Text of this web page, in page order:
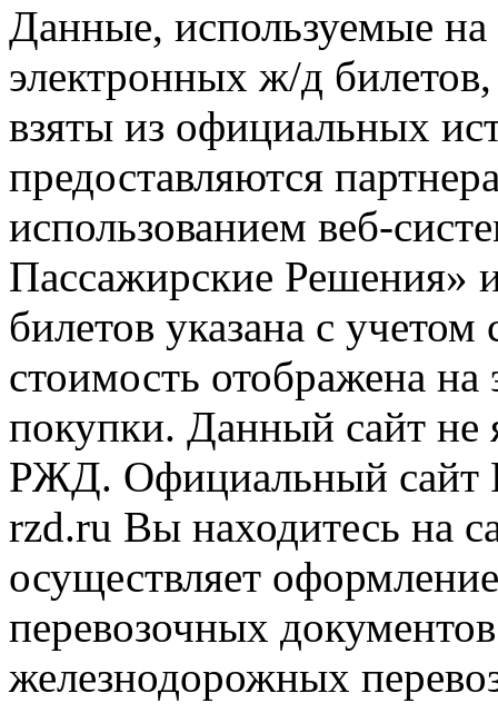
Данные, используемые на
электронных ж/д
взяты из официальных
предоставляются
использованием веб-
Пассажирские
билетов указана с
стоимость отображена
покупки. Данный сайт не
РЖД. Официальный сайт
rzd.ru Вы находитесь на
осуществляет
перевозочных
железнодорожных